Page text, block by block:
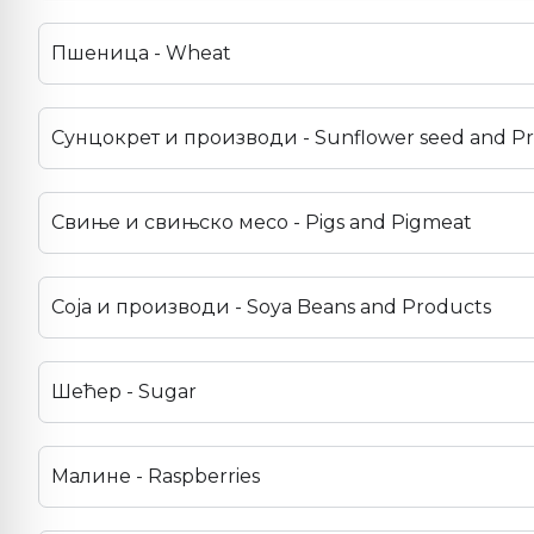
Пшеница - Wheat
Сунцокрет и производи - Sunflower seed and
Свиње и свињско месо - Pigs and Pigmeat
Соја и производи - Soya Beans and Products
Шећер - Sugar
Малине - Raspberries